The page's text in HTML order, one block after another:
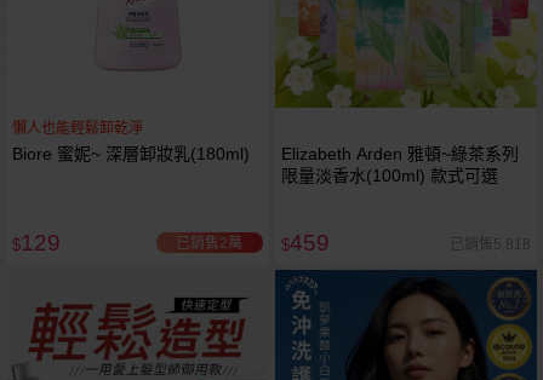
懶人也能輕鬆卸乾淨
Biore 蜜妮~ 深層卸妝乳(180ml)
$129 已銷售2萬
Elizabeth Arden 雅頓~綠茶系列
限量淡香水(100ml) 款式可選
$459 已銷售5,818